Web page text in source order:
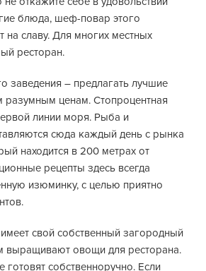
блюда, шеф-повар этого
на славу. Для многих местных
ресторан.
заведения – предлагать лучшие
ценам. Стопроцентная
линии моря. Рыба и
сюда каждый день с рынка
находится в 200 метрах от
рецепты здесь всегда
изюминку, с целью приятно
свой собственный загородный
выращивают овощи для ресторана.
готовят собственноручно. Если